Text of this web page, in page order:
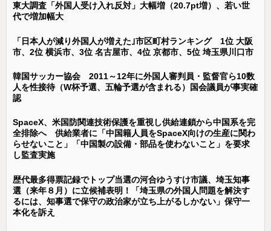
東大調査「外国人受け入れ反対」大幅増（20.7pt増）、若い世
代で増加幅大
「日本人が減り外国人が増えた｣市区町村ランキング 1位 大阪
市、2位 横浜市、3位 名古屋市、4位 京都市、5位 埼玉県川口市
韓国サッカー協会 2011～12年に外国人審判員・監督官ら10数
人を性接待（W杯予選、五輪予選が含まれる）国会議員が事実確
認
SpaceX、米国防関連技術保護を重視し供給連鎖から中国系を完
全排除へ 供給業者に「中国籍人員をSpaceX向けの生産に関わ
らせないこと」「中国製の設備・部品を使わないこと」を要求
し監査実施
歴代最多得票記録でトップ当選の河合ゆうすけ市議、埼玉知事
選（来年８月）に立候補表明！「埼玉県の外国人問題を解決す
るには、知事選で保守の政治家が立ち上がるしかない」保守一
本化を訴え